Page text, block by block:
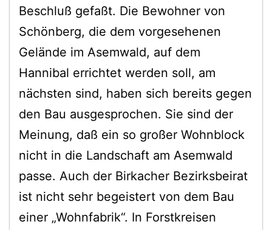
Beschluß gefaßt. Die Bewohner von
Schönberg, die dem vorgesehenen
Gelände im Asemwald, auf dem
Hannibal errichtet werden soll, am
nächsten sind, haben sich bereits gegen
den Bau ausgesprochen. Sie sind der
Meinung, daß ein so großer Wohnblock
nicht in die Landschaft am Asemwald
passe. Auch der Birkacher Bezirksbeirat
ist nicht sehr begeistert von dem Bau
einer „Wohnfabrik“. In Forstkreisen